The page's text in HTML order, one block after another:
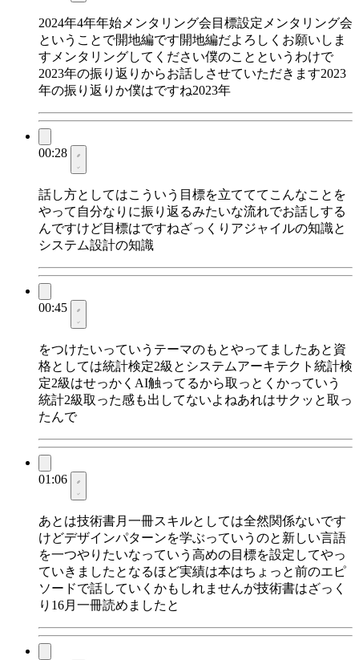
2024年4年年始メンタリング会目標設定メンタリング会
ということで開地編です開地編だよろしくお願いしま
すメンタリングしてください僕のことというわけで
2023年の振り返りからお話しさせていただきます2023
年の振り返りか僕はですね2023年
00:28
話し方としてはこういう目標を立てててこんなことを
やって自分なりに振り返るみたいな流れでお話しする
んですけど目標はですねざっくりアジャイルの知識と
システム設計の知識
00:45
をつけたいっていうテーマのもとやってましたあと資
格としては統計検定2級とシステムアーキテクト統計検
定2級はせっかくAI触ってるから取っとくかっていう
統計2級取った感も出してないよねあれはサクッと取っ
たんで
01:06
あとは技術書月一冊スキルとしては全然関係ないです
けどデザインパターンを学ぶっていうのと新しい言語
を一つやりたいなっていう高めの目標を設定してやっ
ていきましたとなるほど実績は本はちょっと前のエピ
ソードで話していくかもしれませんが技術書はざっく
り16月一冊読めましたと